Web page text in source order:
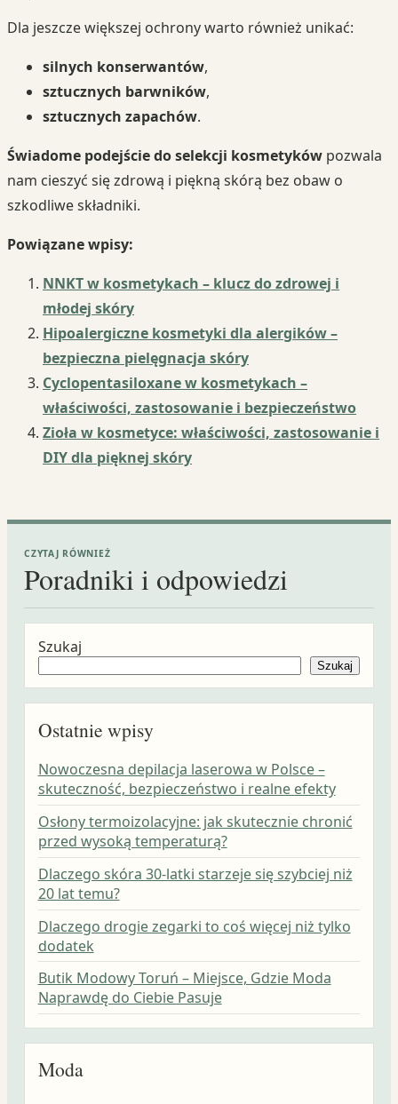
Dla jeszcze większej ochrony warto również unikać:
silnych konserwantów,
sztucznych barwników,
sztucznych zapachów.
Świadome podejście do selekcji kosmetyków pozwala
nam cieszyć się zdrową i piękną skórą bez obaw o
szkodliwe składniki.
Powiązane wpisy:
NNKT w kosmetykach – klucz do zdrowej i
młodej skóry
Hipoalergiczne kosmetyki dla alergików –
bezpieczna pielęgnacja skóry
Cyclopentasiloxane w kosmetykach –
właściwości, zastosowanie i bezpieczeństwo
Zioła w kosmetyce: właściwości, zastosowanie i
DIY dla pięknej skóry
CZYTAJ RÓWNIEŻ
Poradniki i odpowiedzi
Szukaj
Szukaj
Ostatnie wpisy
Nowoczesna depilacja laserowa w Polsce –
skuteczność, bezpieczeństwo i realne efekty
Osłony termoizolacyjne: jak skutecznie chronić
przed wysoką temperaturą?
Dlaczego skóra 30-latki starzeje się szybciej niż
20 lat temu?
Dlaczego drogie zegarki to coś więcej niż tylko
dodatek
Butik Modowy Toruń – Miejsce, Gdzie Moda
Naprawdę do Ciebie Pasuje
Moda